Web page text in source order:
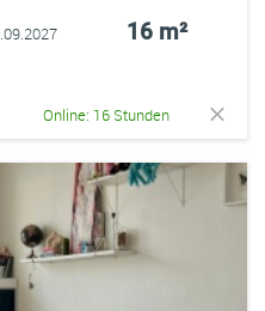
16 m²
Online: 16 Stunden